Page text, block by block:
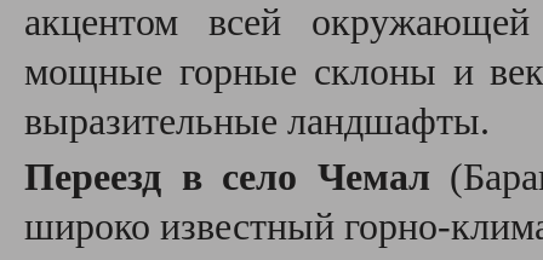
акцентом всей
мощные горные склоны и
выразительные ландшафты.
Переезд в село Чемал
широко известный горно-